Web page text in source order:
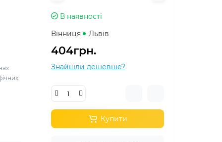
В наявності
Вінниця
Львів
404грн.
Знайшли дешевше?
Купити